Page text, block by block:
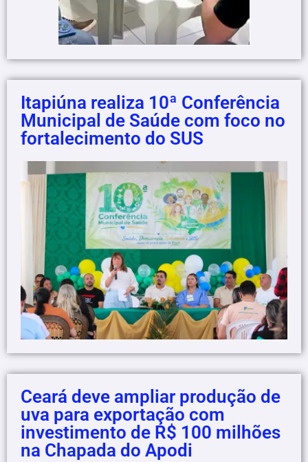
Itapiúna realiza 10ª Conferência
Municipal de Saúde com foco no
fortalecimento do SUS
Ceará deve ampliar produção de
uva para exportação com
investimento de R$ 100 milhões
na Chapada do Apodi